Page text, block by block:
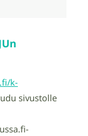
k-
sivustolle